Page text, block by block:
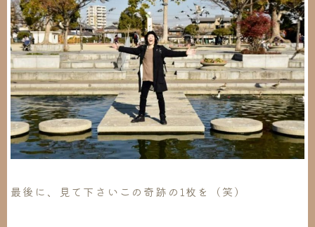
最後に、見て下さいこの奇跡の1枚を（笑）